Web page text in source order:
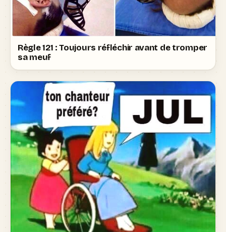
Règle 121 : Toujours réfléchir avant de tromper
sa meuf